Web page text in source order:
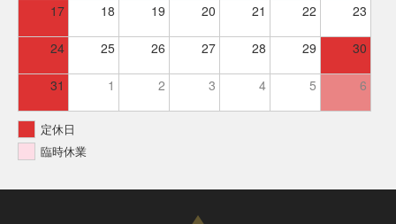
17 18 19 20 21 22 23
24 25 26 27 28 29 30
31 1 2 3 4 5 6
定休日
臨時休業